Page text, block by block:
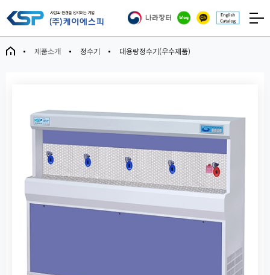
제품소개 정수기 대용량정수기(우수제품)